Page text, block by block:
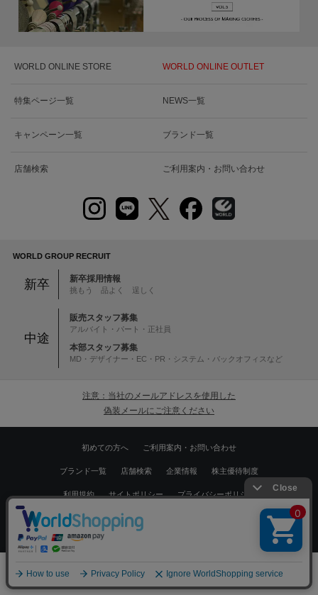
絞り込む
WORLD ONLINE STORE WORLD ONLINE OUTLET
特集ページ一覧 NEWS一覧
キャンペーン一覧 ブランド一覧
店舗検索 ご利用案内・お問い合わせ
WORLD GROUP RECRUIT
新卒 新卒採用情報
挑もう 品よく 逞しく
中途
販売スタッフ募集
アルバイト・パート・正社員
本部スタッフ募集
MD・デザイナー・EC・PR・システム・バックオフィスなど
注意：当社のメールアドレスを使用した
偽装メールにご注意ください
初めての方へ ご利用案内・お問い合わせ
ブランド一覧 店舗検索 企業情報 株主優待制度
利用規約 サイトポリシー プライバシーポリシー
特定商取引法に基づく表記
スマートフォン ｜ PC